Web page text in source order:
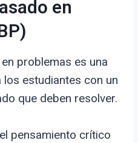
en
problemas es una
estudiantes con un
que deben resolver.
pensamiento crítico